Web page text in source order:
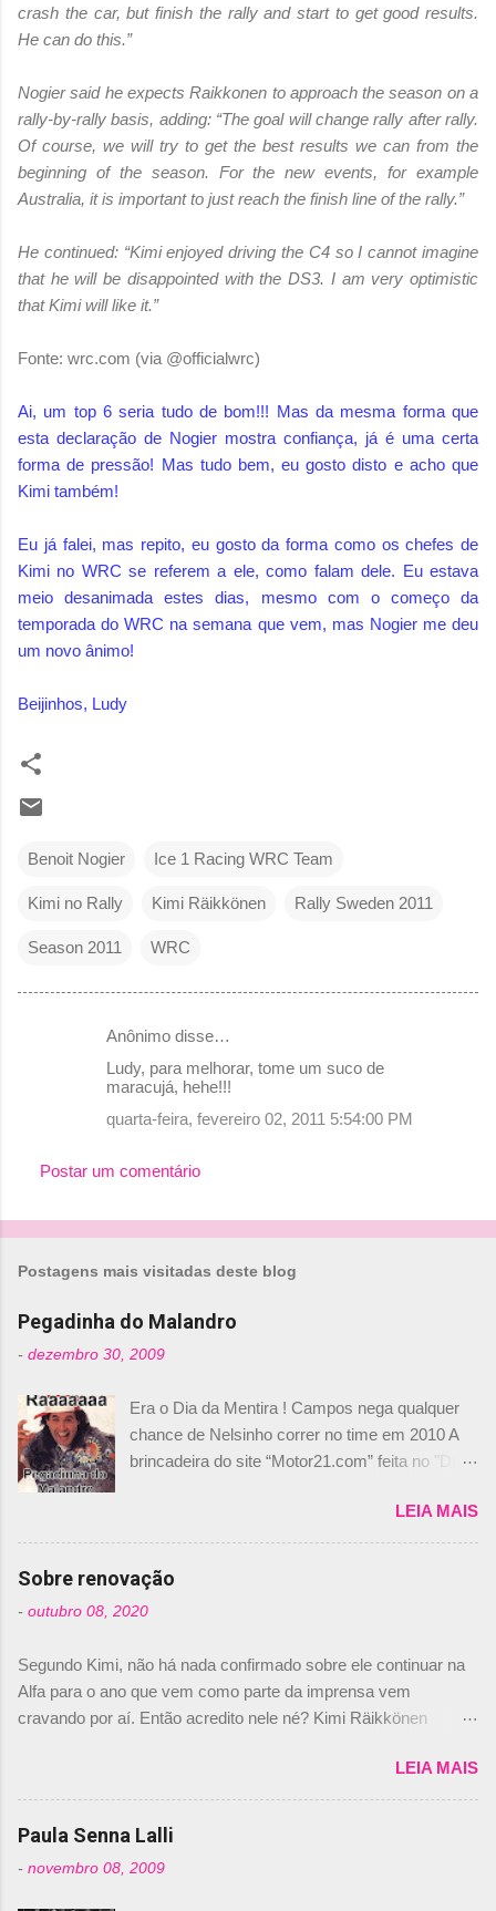
crash the car, but finish the rally and start to get good results.
He can do this.”
Nogier said he expects Raikkonen to approach the season on a
rally-by-rally basis, adding: “The goal will change rally after rally.
Of course, we will try to get the best results we can from the
beginning of the season. For the new events, for example
Australia, it is important to just reach the finish line of the rally.”
He continued: “Kimi enjoyed driving the C4 so I cannot imagine
that he will be disappointed with the DS3. I am very optimistic
that Kimi will like it.”
Fonte: wrc.com (via @officialwrc)
Ai, um top 6 seria tudo de bom!!! Mas da mesma forma que
esta declaração de Nogier mostra confiança, já é uma certa
forma de pressão! Mas tudo bem, eu gosto disto e acho que
Kimi também!
Eu já falei, mas repito, eu gosto da forma como os chefes de
Kimi no WRC se referem a ele, como falam dele. Eu estava
meio desanimada estes dias, mesmo com o começo da
temporada do WRC na semana que vem, mas Nogier me deu
um novo ânimo!
Beijinhos, Ludy
Benoit Nogier Ice 1 Racing WRC Team
Kimi no Rally Kimi Räikkönen Rally Sweden 2011
Season 2011 WRC
n
á
r
o
s
Anônimo disse…
Ludy, para melhorar, tome um suco de
maracujá, hehe!!!
quarta-feira, fevereiro 02, 2011 5:54:00 PM
Postar um comentário
Postagens mais visitadas deste blog
Pegadinha do Malandro
- dezembro 30, 2009
Era o Dia da Mentira ! Campos nega qualquer
chance de Nelsinho correr no time em 2010 A
brincadeira do site “Motor21.com” feita no "Día
de abril –, afirmando que Nelson Piquet havia
comprado 15% das ações da Campos, dando,
com isso, um lugar no time a Nelsinho Piquet,
foi esclarecida de uma vez por todas por
Daniele Audetto, diretor da escuderia. O
não será o companheiro de Bruno Senna em
2010. "Na verdade, nós recebemos uma oferta
de Piquet", admitiu Audetto. “Mas depois de ter
dois brasileiros”, explicou, dizendo ainda que
não tem nada contra o filho do tricampeão
Nelson Piquet. “Ele é um bom piloto, rápido e
experiente.” Audetto disse ainda que a suposta
LEIA MAIS
Sobre renovação
- outubro 08, 2020
Segundo Kimi, não há nada confirmado sobre ele continuar na
Alfa para o ano que vem como parte da imprensa vem
cravando por aí. Então acredito nele né? Kimi Räikkönen
truth but I’ve never had an option in my contract so that’s
should, pretty much, tell you that it’s not true." #Kimi7 #EifelGP
#AlfaRomeoRacing pic.twitter.com/77EDVn39Ia — Kimi
Romain falando sobre o fato do Iceman estar há tantos anos na
LEIA MAIS
Paula Senna Lalli
- novembro 08, 2009